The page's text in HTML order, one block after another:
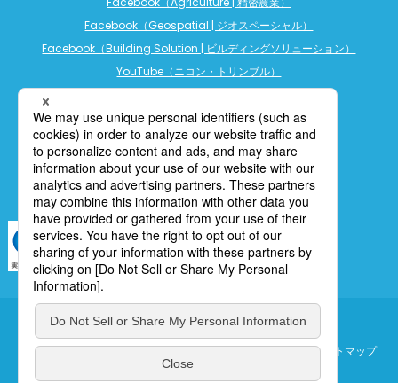
Facebook（Geospatial | ジオスペーシャル）
Facebook（Building Solution | ビルディングソリューション）
YouTube（ニコン・トリンブル）
YouTube（ビルディングソリューション）
LINE公式アカウント（精密農業）
個人情報保護について 利用規定 cookieポリシー
サイトマップ
ENGLISH